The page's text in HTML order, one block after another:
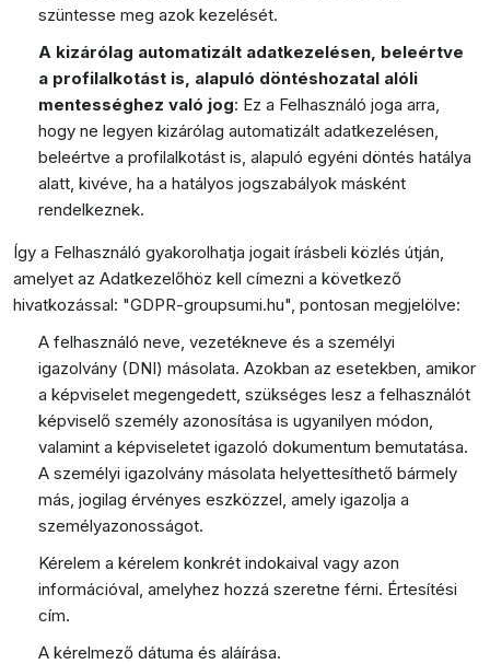
szüntesse meg azok kezelését.
A kizárólag automatizált adatkezelésen, beleértve
a profilalkotást is, alapuló döntéshozatal alóli
mentességhez való jog: Ez a Felhasználó joga arra,
hogy ne legyen kizárólag automatizált adatkezelésen,
beleértve a profilalkotást is, alapuló egyéni döntés hatálya
alatt, kivéve, ha a hatályos jogszabályok másként
rendelkeznek.
Így a Felhasználó gyakorolhatja jogait írásbeli közlés útján,
amelyet az Adatkezelőhöz kell címezni a következő
hivatkozással: "GDPR-groupsumi.hu", pontosan megjelölve:
A felhasználó neve, vezetékneve és a személyi
igazolvány (DNI) másolata. Azokban az esetekben, amikor
a képviselet megengedett, szükséges lesz a felhasználót
képviselő személy azonosítása is ugyanilyen módon,
valamint a képviseletet igazoló dokumentum bemutatása.
A személyi igazolvány másolata helyettesíthető bármely
más, jogilag érvényes eszközzel, amely igazolja a
személyazonosságot.
Kérelem a kérelem konkrét indokaival vagy azon
információval, amelyhez hozzá szeretne férni. Értesítési
cím.
A kérelmező dátuma és aláírása.